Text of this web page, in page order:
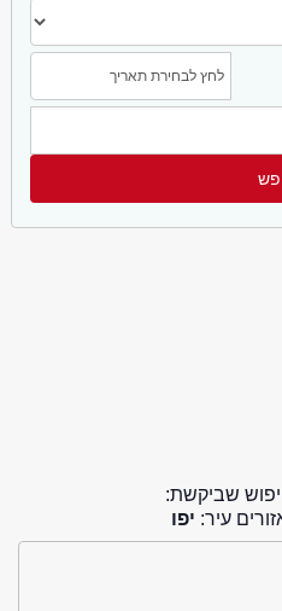
שביקשת:
עיר: יפו